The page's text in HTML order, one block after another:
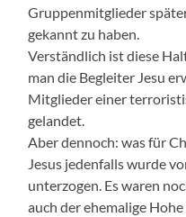
Gruppenmitglieder
gekannt zu haben.
Verständlich ist diese
man die Begleiter Jesu
Mitglieder einer
gelandet.
Aber dennoch: was für
Jesus jedenfalls wurde
unterzogen. Es waren
auch der ehemalige